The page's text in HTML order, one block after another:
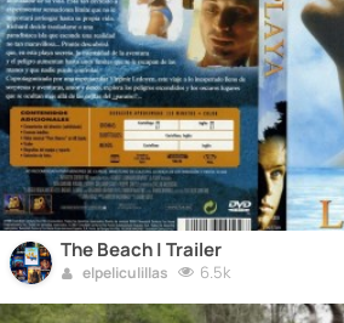
The Beach | Trailer
elpeliculillas 6.5k